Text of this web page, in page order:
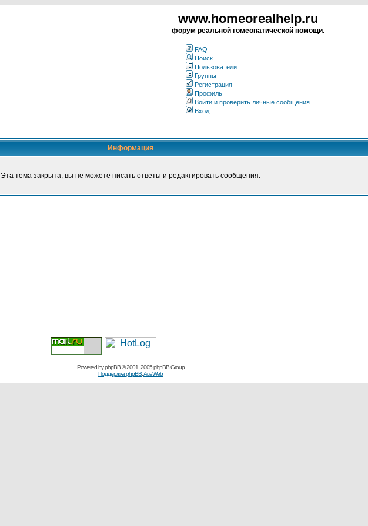
www.homeorealhelp.ru
форум реальной гомеопатической помощи.
FAQ
Поиск
Пользователи
Группы
Регистрация
Профиль
Войти и проверить личные сообщения
Вход
Информация
Эта тема закрыта, вы не можете писать ответы и редактировать сообщения.
Powered byphpBB© 2001, 2005 phpBB Group
Поддержка phpBB AceWeb